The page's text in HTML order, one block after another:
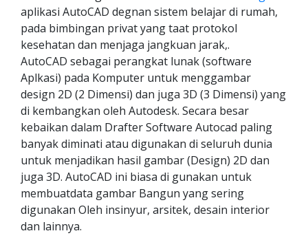
aplikasi AutoCAD degnan sistem belajar di rumah,
pada bimbingan privat yang taat protokol
kesehatan dan menjaga jangkuan jarak,.
AutoCAD sebagai perangkat lunak (software
Aplkasi) pada Komputer untuk menggambar
design 2D (2 Dimensi) dan juga 3D (3 Dimensi) yang
di kembangkan oleh Autodesk. Secara besar
kebaikan dalam Drafter Software Autocad paling
banyak diminati atau digunakan di seluruh dunia
untuk menjadikan hasil gambar (Design) 2D dan
juga 3D. AutoCAD ini biasa di gunakan untuk
membuatdata gambar Bangun yang sering
digunakan Oleh insinyur, arsitek, desain interior
dan lainnya.